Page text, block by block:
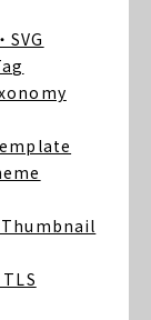
・SVG
Thumbnail
TLS